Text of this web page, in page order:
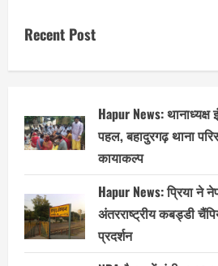
Recent Post
Hapur News:
पहल, बहादुरगढ़ थाना
कायाकल्प
Hapur News: प्रिया ने
अंतरराष्ट्रीय कबड्डी
प्रदर्शन